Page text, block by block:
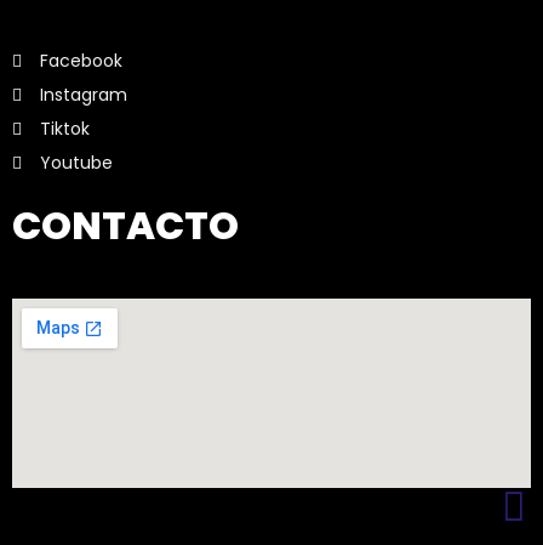
Facebook
Instagram
Tiktok
Youtube
CONTACTO